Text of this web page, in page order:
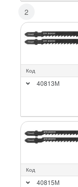
2
Код
40813М
Код
40815М